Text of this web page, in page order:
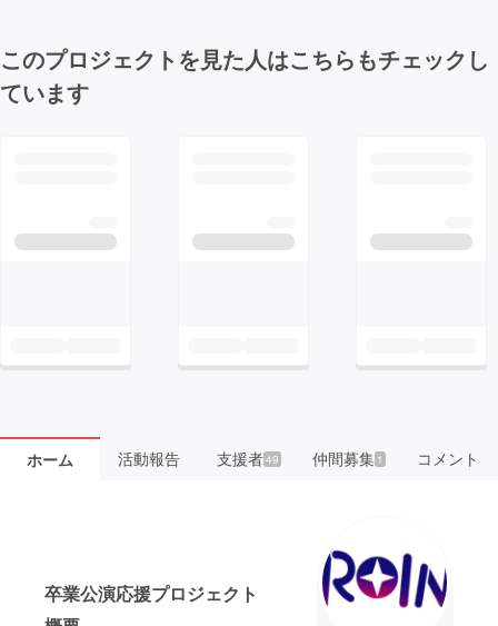
このプロジェクトを見た人はこちらもチェックし
ています
ホーム 活動報告 支援者49 仲間募集 1 コメント
卒業公演応援プロジェクト